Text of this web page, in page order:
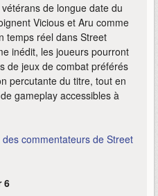
de longue date du
Vicious et Aru comme
temps réel dans Street
inédit, les joueurs pourront
de jeux de combat préférés
percutante du titre, tout en
gameplay accessibles à
commentateurs de Street
6